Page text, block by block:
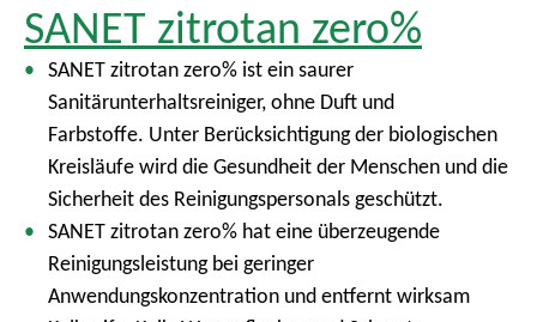
SANET zitrotan zero%
SANET zitrotan zero% ist ein saurer
Sanitärunterhaltsreiniger, ohne Duft und
Farbstoffe. Unter Berücksichtigung der biologischen
Kreisläufe wird die Gesundheit der Menschen und die
Sicherheit des Reinigungspersonals geschützt.
SANET zitrotan zero% hat eine überzeugende
Reinigungsleistung bei geringer
Anwendungskonzentration und entfernt wirksam